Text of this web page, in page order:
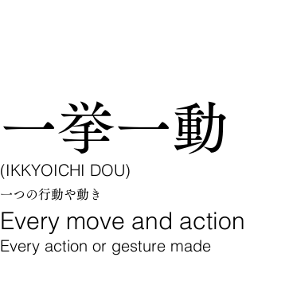
一挙一動
(IKKYOICHI DOU)
Every move and action
一つの行動や動き
Every action or gesture made